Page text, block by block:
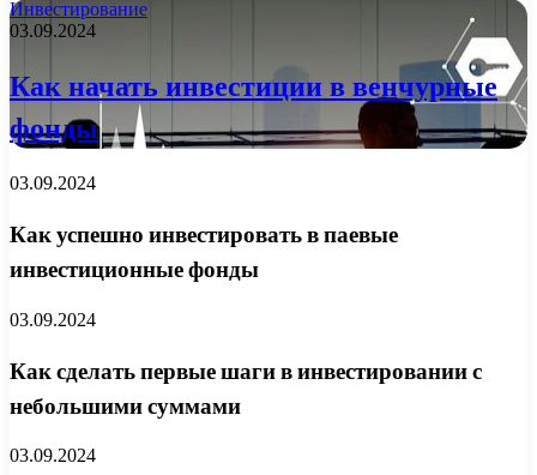
Инвестирование
03.09.2024
Как начать инвестиции в венчурные
фонды
03.09.2024
Как успешно инвестировать в паевые
инвестиционные фонды
03.09.2024
Как сделать первые шаги в инвестировании с
небольшими суммами
03.09.2024